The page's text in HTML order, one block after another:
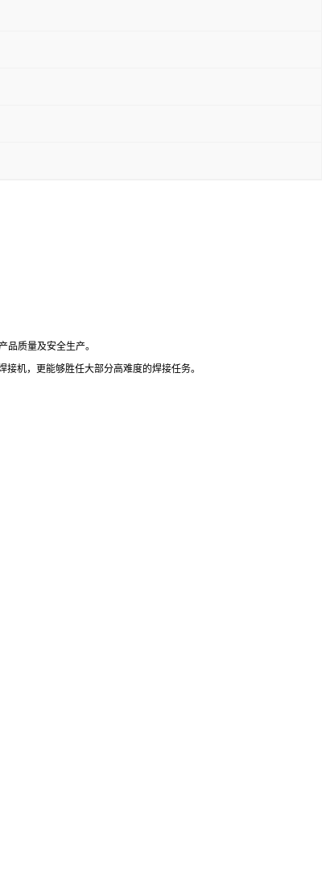
质量及安全生产。
机，更能够胜任大部分高难度的焊接任务。